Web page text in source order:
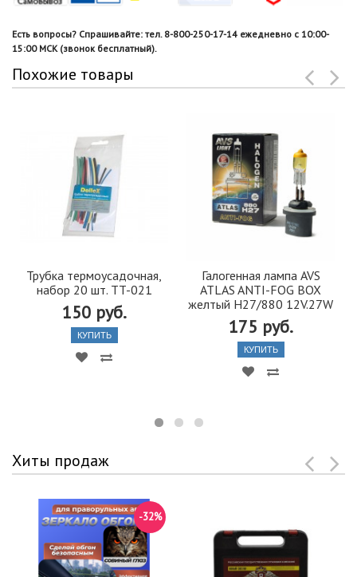
Есть вопросы? Спрашивайте: тел. 8-800-250-17-14 ежедневно с 10:00-
15:00 МСК (звонок бесплатный).
Похожие товары
Трубка термоусадочная,
набор 20 шт. TT-021
150 руб.
КУПИТЬ
Галогенная лампа AVS
ATLAS ANTI-FOG BOX
желтый H27/880 12V.27W
175 руб.
КУПИТЬ
Хиты продаж
-32%